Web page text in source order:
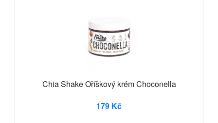
Chia Shake Oříškový krém Choconella
179 Kč